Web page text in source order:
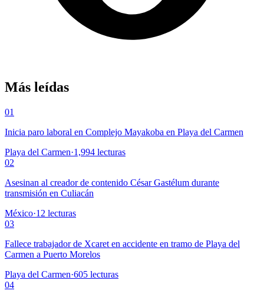
Más leídas
01
Inicia paro laboral en Complejo Mayakoba en Playa del Carmen
Playa del Carmen·1,994 lecturas
02
Asesinan al creador de contenido César Gastélum durante
transmisión en Culiacán
México·12 lecturas
03
Fallece trabajador de Xcaret en accidente en tramo de Playa del
Carmen a Puerto Morelos
Playa del Carmen·605 lecturas
04